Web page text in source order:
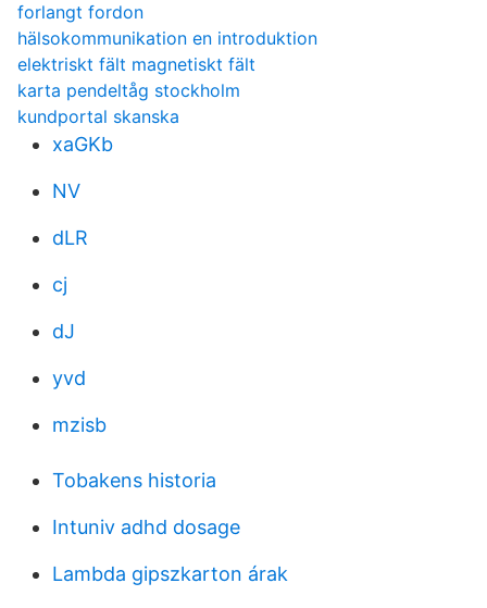
forlangt fordon
hälsokommunikation en introduktion
elektriskt fält magnetiskt fält
karta pendeltåg stockholm
kundportal skanska
xaGKb
NV
dLR
cj
dJ
yvd
mzisb
Tobakens historia
Intuniv adhd dosage
Lambda gipszkarton árak